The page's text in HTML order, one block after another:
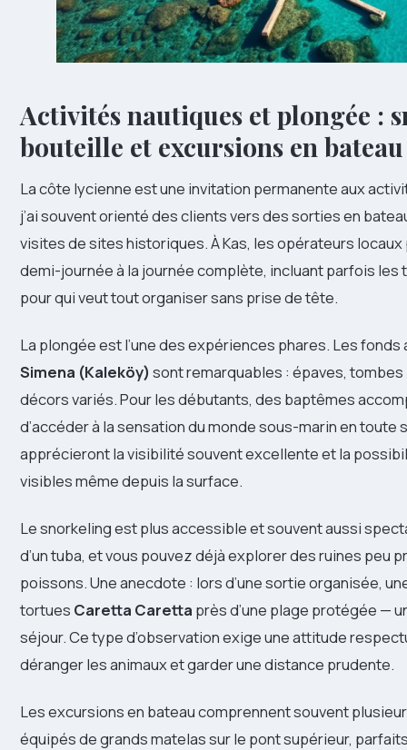
Activités nautiques et plongée :
bouteille et excursions en bateau
La côte lycienne est une invitation permanente aux
j’ai souvent orienté des clients vers des sorties en
visites de sites historiques. À Kas, les opérateurs
demi-journée à la journée complète, incluant parfois
pour qui veut tout organiser sans prise de tête.
La plongée est l’une des expériences phares. Les
Simena (Kaleköy) sont remarquables : épaves,
décors variés. Pour les débutants, des baptêmes
d’accéder à la sensation du monde sous-marin en
apprécieront la visibilité souvent excellente et la
visibles même depuis la surface.
Le snorkeling est plus accessible et souvent aussi
d’un tuba, et vous pouvez déjà explorer des ruines peu
poissons. Une anecdote : lors d’une sortie organisée,
tortues Caretta Caretta près d’une plage protégée —
séjour. Ce type d’observation exige une attitude
déranger les animaux et garder une distance prudente.
Les excursions en bateau comprennent souvent
équipés de grands matelas sur le pont supérieur,